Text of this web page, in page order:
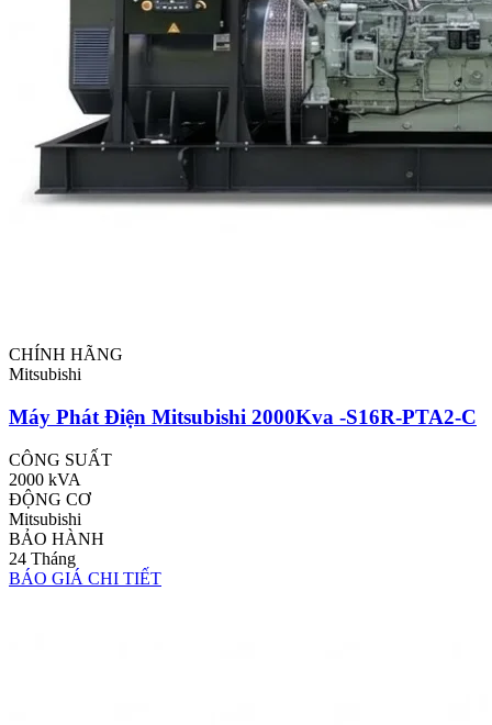
CHÍNH HÃNG
Mitsubishi
Máy Phát Điện Mitsubishi 2000Kva -S16R-PTA2-C
CÔNG SUẤT
2000 kVA
ĐỘNG CƠ
Mitsubishi
BẢO HÀNH
24 Tháng
BÁO GIÁ CHI TIẾT